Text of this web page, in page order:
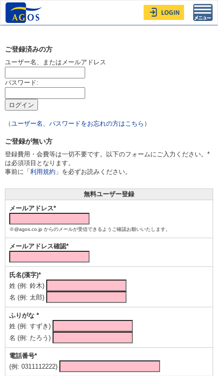
ご登録済みの方
ユーザー名、またはメールアドレス
パスワード:
（ユーザー名、パスワードをお忘れの方はこちら ）
ご登録が無い方
登録費用・会費等は一切不要です。以下のフォームにご入力ください。*
は必須項目となります。
事前に「 利用規約 」を必ずお読みください。
無料ユーザー登録
メールアドレス*
※@agos.co.jp からのメールが受信できるようご確認お願いいたします。
メールアドレス確認*
氏名(漢字)*
姓 (例: 鈴木)
名 (例: 太郎)
ふりがな *
姓 (例: すずき)
名 (例: たろう)
電話番号*
(例: 0311112222)